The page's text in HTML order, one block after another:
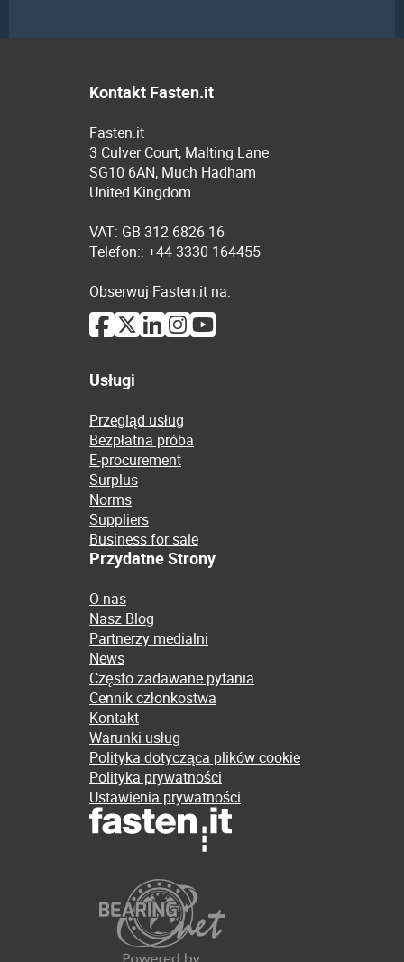
Kontakt Fasten.it
Fasten.it
3 Culver Court, Malting Lane
SG10 6AN, Much Hadham
United Kingdom
VAT: GB 312 6826 16
Telefon:: +44 3330 164455
Obserwuj Fasten.it na:
Usługi
Przegląd usług
Bezpłatna próba
E-procurement
Surplus
Norms
Suppliers
Business for sale
Przydatne Strony
O nas
Nasz Blog
Partnerzy medialni
News
Często zadawane pytania
Cennik członkostwa
Kontakt
Warunki usług
Polityka dotycząca plików cookie
Polityka prywatności
Ustawienia prywatności